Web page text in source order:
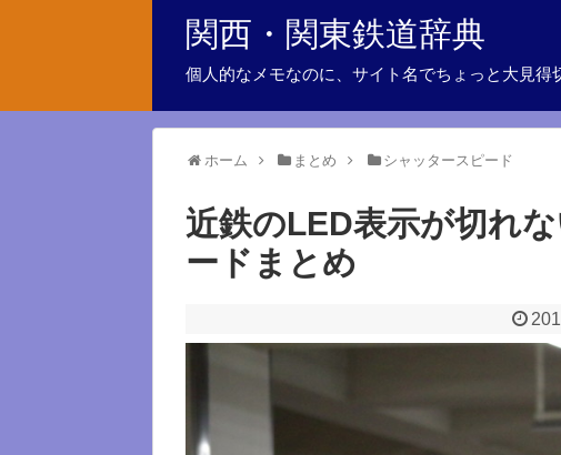
関西・関東鉄道辞典
個人的なメモなのに、サイト名でちょっと大見得
ホーム まとめ シャッタースピード
近鉄のLED表示が切れ
ードまとめ